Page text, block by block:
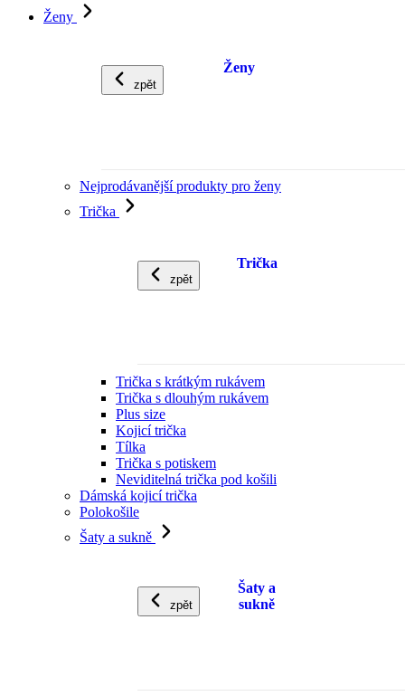
Ženy
zpět
Ženy
Nejprodávanější produkty pro ženy
Trička
zpět
Trička
Trička s krátkým rukávem
Trička s dlouhým rukávem
Plus size
Kojicí trička
Tílka
Trička s potiskem
Neviditelná trička pod košili
Dámská kojicí trička
Polokošile
Šaty a sukně
zpět
Šaty a
sukně